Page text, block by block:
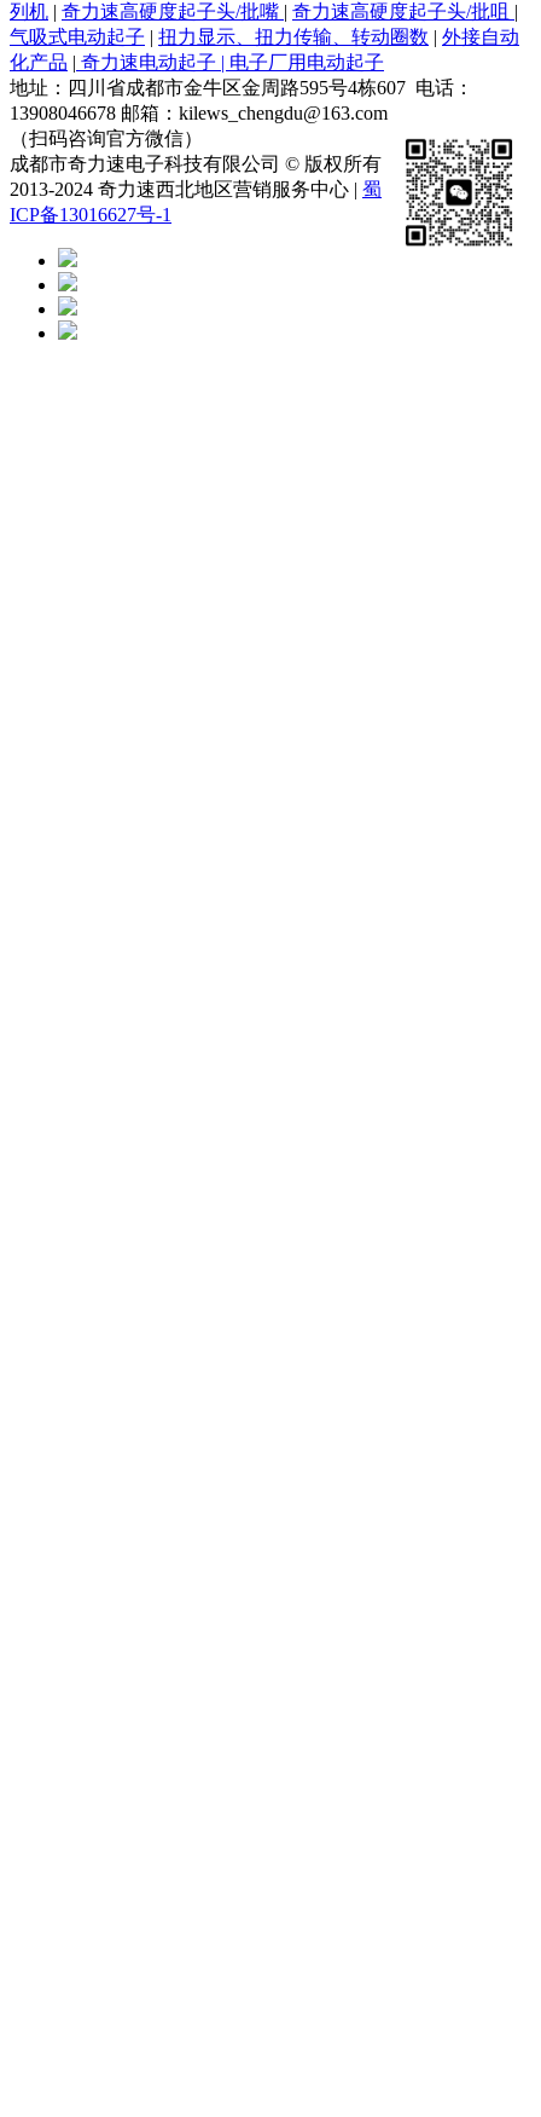
列机 | 奇力速高硬度起子头/批嘴 | 奇力速高硬度起子头/批咀 |
气吸式电动起子 | 扭力显示、扭力传输、转动圈数 | 外接自动
化产品 | 奇力速电动起子 | 电子厂用电动起子
地址：四川省成都市金牛区金周路595号4栋607 电话：
13908046678 邮箱：kilews_chengdu@163.com
（扫码咨询官方微信）
成都市奇力速电子科技有限公司 © 版权所有
2013-2024 奇力速西北地区营销服务中心 | 蜀
ICP备13016627号-1